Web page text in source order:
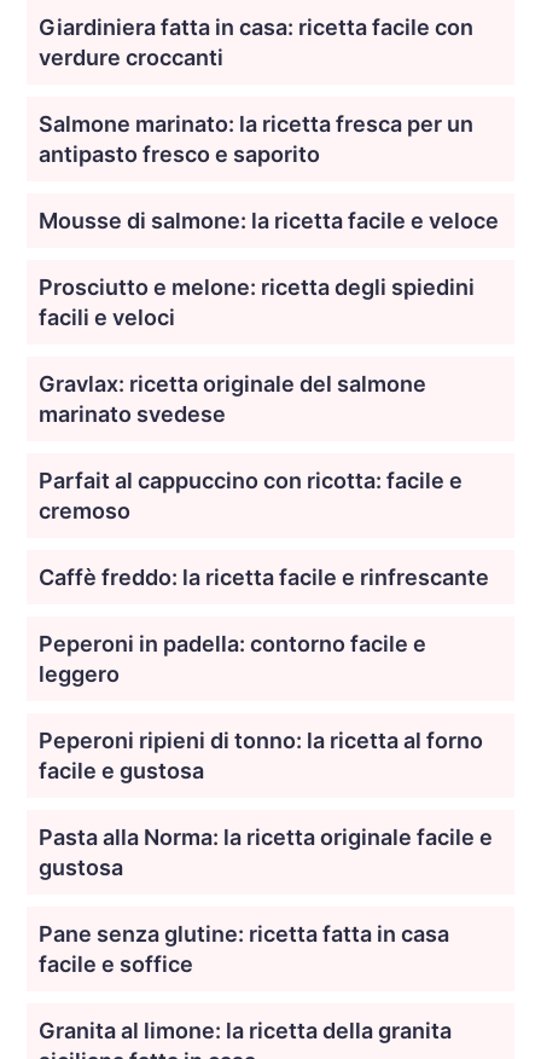
Giardiniera fatta in casa: ricetta facile con
verdure croccanti
Salmone marinato: la ricetta fresca per un
antipasto fresco e saporito
Mousse di salmone: la ricetta facile e veloce
Prosciutto e melone: ricetta degli spiedini
facili e veloci
Gravlax: ricetta originale del salmone
marinato svedese
Parfait al cappuccino con ricotta: facile e
cremoso
Caffè freddo: la ricetta facile e rinfrescante
Peperoni in padella: contorno facile e
leggero
Peperoni ripieni di tonno: la ricetta al forno
facile e gustosa
Pasta alla Norma: la ricetta originale facile e
gustosa
Pane senza glutine: ricetta fatta in casa
facile e soffice
Granita al limone: la ricetta della granita